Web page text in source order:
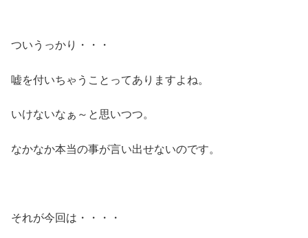
ついうっかり・・・
嘘を付いちゃうことってありますよね。
いけないなぁ～と思いつつ。
なかなか本当の事が言い出せないのです。
それが今回は・・・・